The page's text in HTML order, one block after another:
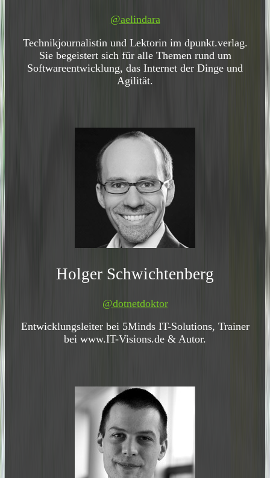
@aelindara
Technikjournalistin und Lektorin im dpunkt.verlag.
Sie begeistert sich für alle Themen rund um
Softwareentwicklung, das Internet der Dinge und
Agilität.
Holger Schwichtenberg
@dotnetdoktor
Entwicklungsleiter bei 5Minds IT-Solutions, Trainer
bei www.IT-Visions.de & Autor.